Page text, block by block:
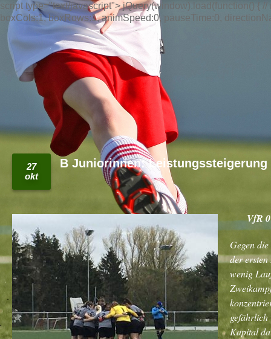
script type="text/javascript"> jQuery(window).load(function() {
boxCols:1, boxRows:1, animSpeed:0, pauseTime:0,
27
okt
B Juniorinnen: Leistungssteigerung
VfR
Gegen
der
wenig
gefährlich
Kapital